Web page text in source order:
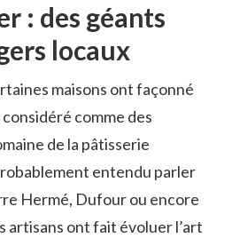
: des géants
locaux
maisons ont façonné
comme des
de la pâtisserie
entendu parler
Hermé, Dufour ou encore
artisans ont fait évoluer l’art